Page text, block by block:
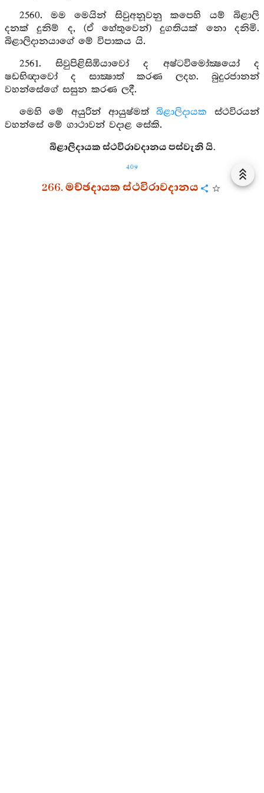
2560. මම මෙයින් සිවුඅනූවනු කපෙහි යම් බිළාලි
දනක් දුනිම් ද, (ඒ හේතුවෙන්) දුගතියක් නො දනිමි.
බිළාලිදානයාගේ මේ විපාකය යි.
2561. සිවුපිළිසිඹියාවෝ ද අෂ්ටවිමෝක්‍ෂයෝ ද
ෂඩභිඥාවෝ ද සාක්‍ෂාත් කරණ ලදහ. බුදුරජානන්
වහන්සේගේ සසුන කරණ ලදී.
මෙහි මේ අයුරින් ආයුෂ්මත්බිළාලිදායක ස්ථවිරයන්
වහන්සේ මේ ගාථාවන් වදාළ සේකි.
බිළාලිදායක ස්ථවිරාවදානය පස්වැනි යි.
409
266. මච්ඡදායක ස්ථවිරාවදානය